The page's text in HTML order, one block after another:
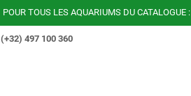
POUR TOUS LES AQUARIUMS DU CATALOGUE :
(+32) 497 100 360